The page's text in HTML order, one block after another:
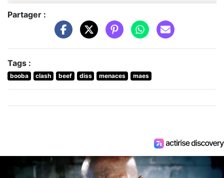
Partager :
Tags :
booba clash beef diss menaces maes